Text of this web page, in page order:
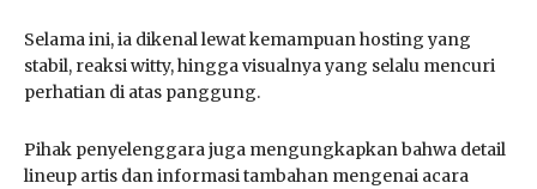
Selama ini, ia dikenal lewat kemampuan hosting yang
stabil, reaksi witty, hingga visualnya yang selalu mencuri
perhatian di atas panggung.
Pihak penyelenggara juga mengungkapkan bahwa detail
lineup artis dan informasi tambahan mengenai acara